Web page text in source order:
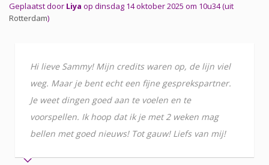
Geplaatst door Liya op dinsdag 14 oktober 2025 om 10u34 (uit
Rotterdam)
Hi lieve Sammy! Mijn credits waren op, de lijn viel
weg. Maar je bent echt een fijne gesprekspartner.
Je weet dingen goed aan te voelen en te
voorspellen. Ik hoop dat ik je met 2 weken mag
bellen met goed nieuws! Tot gauw! Liefs van mij!